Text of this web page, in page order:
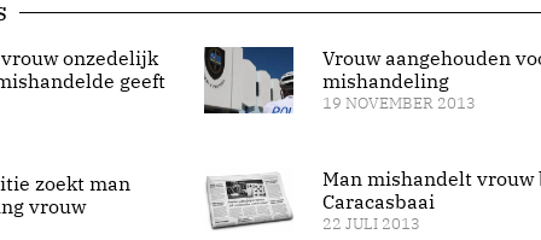
onzedelijk
geeft
zoekt man
vrouw
Vrouw aangehouden
mishandeling
19 NOVEMBER 2013
Man mishandelt vrouw
Caracasbaai
22 JULI 2013